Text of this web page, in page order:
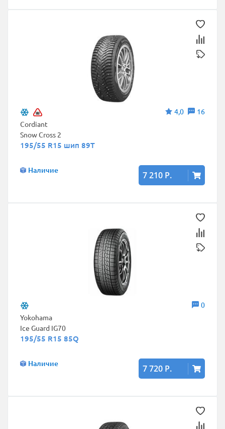
4,0
16
Cordiant
Snow Cross 2
195/55 R15 шип 89T
Наличие 7 210 Р.
0
Yokohama
Ice Guard IG70
195/55 R15 85Q
Наличие 7 720 Р.